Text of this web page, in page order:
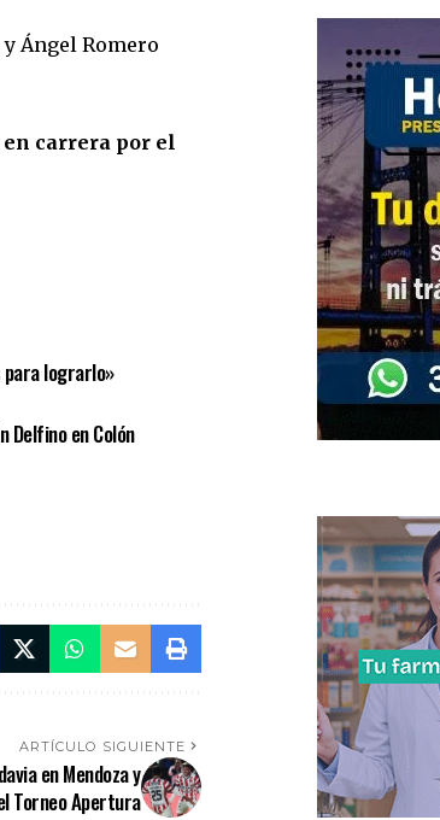
Ángel Romero
carrera por el
para lograrlo»
Delfino en Colón
ARTÍCULO SIGUIENTE
en Mendoza y
Torneo Apertura